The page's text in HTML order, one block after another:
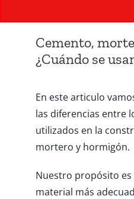
Cemento,
¿Cuándo se
En este articulo
las diferencias entre
utilizados en la
mortero y hormigón.
Nuestro propósito es
material más